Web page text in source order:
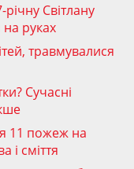
Світлану
руках
травмувалися
Сучасні
11 пожеж на
і сміття